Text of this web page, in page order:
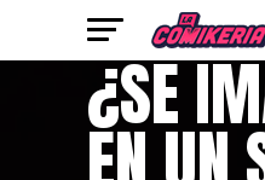
NOTICIAS
¿SE